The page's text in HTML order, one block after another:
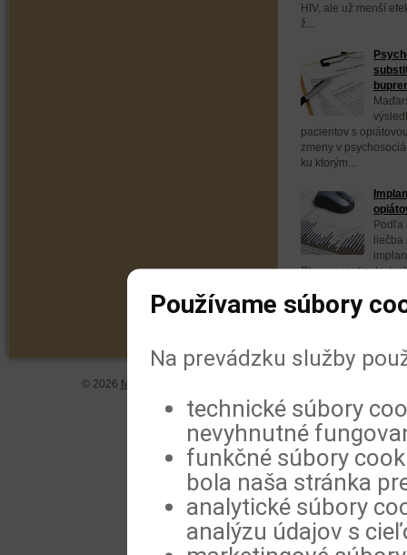
HIV, ale už menší
ž...
pacientov s
zmeny v
ku ktorým...
Podľa
liečba
Pharmaceuticals,
© 2026 MeDitorial
Používame súbory
Na prevádzku služby
technické súbory
nevyhnutné
funkčné súbory
bola naša stránka
analytické súbory
analýzu údajov s